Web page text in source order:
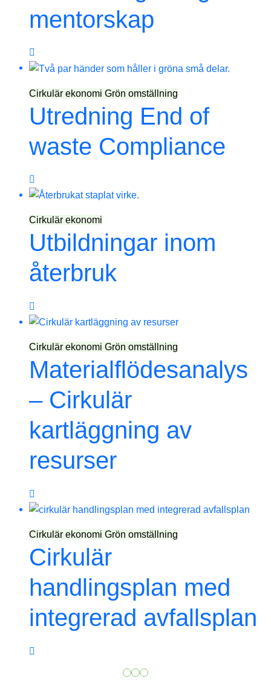
mentorskap
Cirkulär ekonomi Grön omställning
Utredning End of
waste Compliance
Cirkulär ekonomi
Utbildningar inom
återbruk
Cirkulär ekonomi Grön omställning
Materialflödesanalys
– Cirkulär
kartläggning av
resurser
Cirkulär ekonomi Grön omställning
Cirkulär
handlingsplan med
integrerad avfallsplan